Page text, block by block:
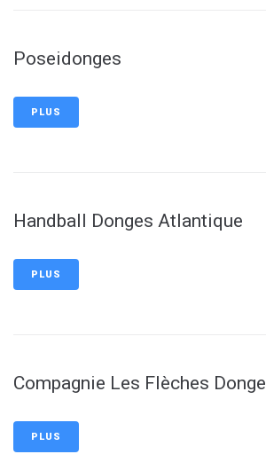
Poseidonges
PLUS
Handball Donges Atlantique
PLUS
Compagnie Les Flèches
PLUS